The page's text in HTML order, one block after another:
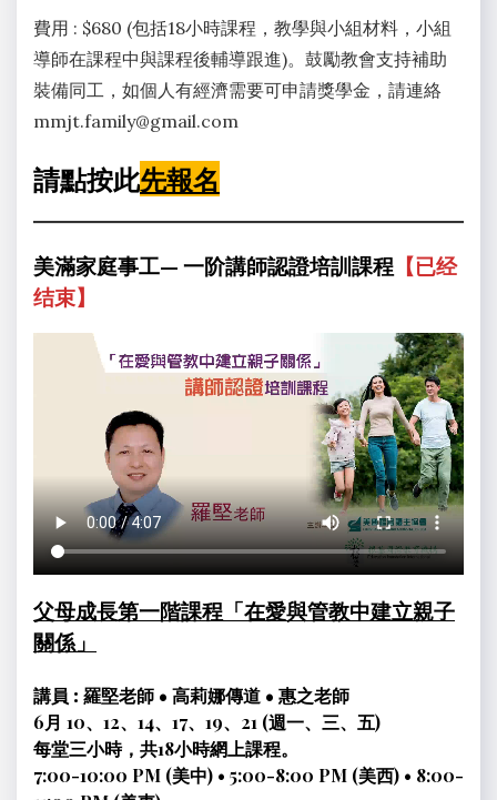
費用 : $680 (包括18小時課程，教學與小組材料，小組
導師在課程中與課程後輔導跟進)。鼓勵教會支持補助
裝備同工，如個人有經濟需要可申請獎學金，請連絡
mmjt.family@gmail.com
請點按此先報名
美滿家庭事工— 一阶講師認證培訓課程 【已经
结束】
父母成長第一階課程「在愛與管教中建立親子
關係」
講員 : 羅堅老師 • 高莉娜傳道 • 惠之老師
6月 10、12、14、17、19、21 (週一、三、五)
每堂三小時，共18小時網上課程。
7:00-10:00 PM (美中) • 5:00-8:00 PM (美西) • 8:00-